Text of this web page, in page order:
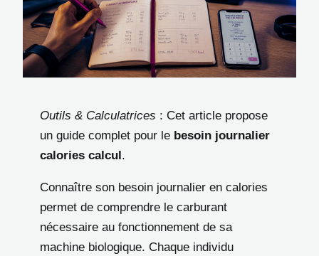
Outils & Calculatrices : Cet article propose
un guide complet pour le besoin journalier
calories calcul.
Connaître son besoin journalier en calories
permet de comprendre le carburant
nécessaire au fonctionnement de sa
machine biologique. Chaque individu